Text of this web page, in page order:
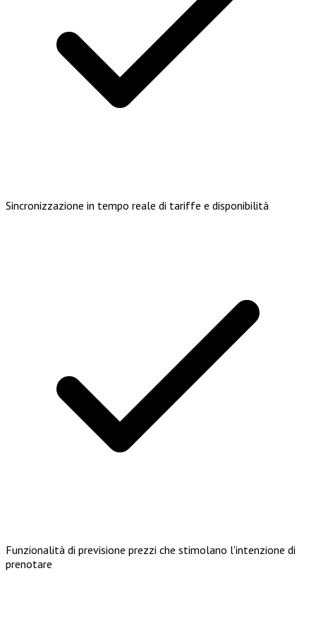
Sincronizzazione in tempo reale di tariffe e disponibilità
Funzionalità di previsione prezzi che stimolano l'intenzione di
prenotare